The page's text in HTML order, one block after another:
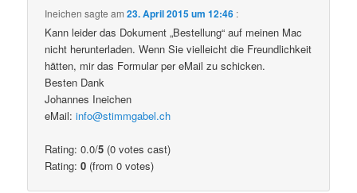
Ineichen sagte am23. April 2015 um 12:46 :
Kann leider das Dokument „Bestellung“ auf meinen Mac
nicht herunterladen. Wenn Sie vielleicht die Freundlichkeit
hätten, mir das Formular per eMail zu schicken.
Besten Dank
Johannes Ineichen
eMail:info@stimmgabel.ch
Rating: 0.0/5 (0 votes cast)
Rating:0 (from 0 votes)